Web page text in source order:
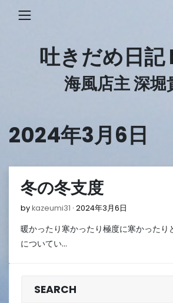
吐きだめ日
海風店主 深堀
2024年3月6日
冬の冬支度
bykazeumi31 2024年3月6日
3
暖かったり寒かったり極度に寒かったり
についてい…
SEARCH